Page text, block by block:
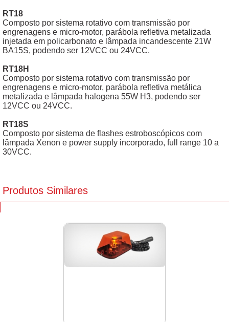
RT18
Composto por sistema rotativo com transmissão por
engrenagens e micro-motor, parábola refletiva metalizada
injetada em policarbonato e lâmpada incandescente 21W
BA15S, podendo ser 12VCC ou 24VCC.
RT18H
Composto por sistema rotativo com transmissão por
engrenagens e micro-motor, parábola refletiva metálica
metalizada e lâmpada halogena 55W H3, podendo ser
12VCC ou 24VCC.
RT18S
Composto por sistema de flashes estroboscópicos com
lâmpada Xenon e power supply incorporado, full range 10 a
30VCC.
Produtos Similares